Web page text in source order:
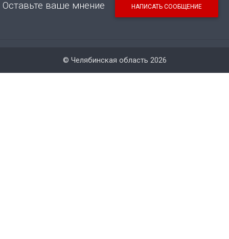
Оставьте ваше мнение НАПИСАТЬ СООБЩЕНИЕ
© Челябинская область 2026